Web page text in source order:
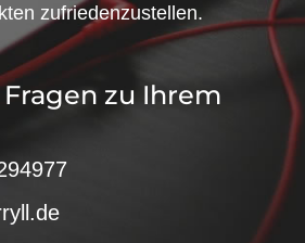
zufriedenzustellen.
zu Ihrem